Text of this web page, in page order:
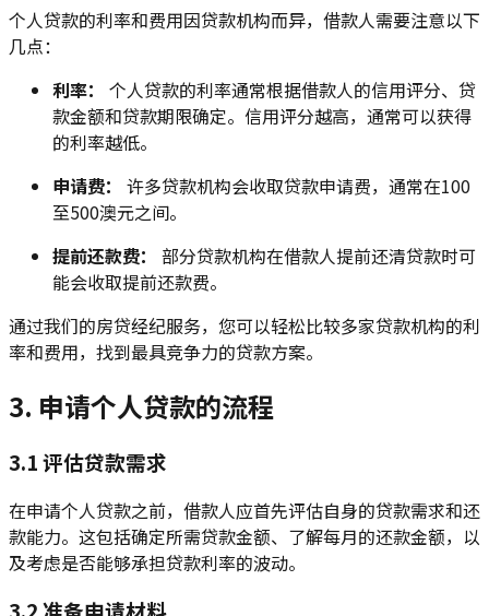
个人贷款的利率和费用因贷款机构而异，借款人需要注意以下
几点：
利率：
个人贷款的利率通常根据借款人的信用评分、贷
款金额和贷款期限确定。信用评分越高，通常可以获得
的利率越低。
申请费：
许多贷款机构会收取贷款申请费，通常在100
至500澳元之间。
提前还款费：
部分贷款机构在借款人提前还清贷款时可
能会收取提前还款费。
通过我们的房贷经纪服务，您可以轻松比较多家贷款机构的利
率和费用，找到最具竞争力的贷款方案。
3. 申请个人贷款的流程
3.1 评估贷款需求
在申请个人贷款之前，借款人应首先评估自身的贷款需求和还
款能力。这包括确定所需贷款金额、了解每月的还款金额，以
及考虑是否能够承担贷款利率的波动。